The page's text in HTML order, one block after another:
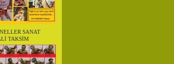
SANAT
TAKSİM